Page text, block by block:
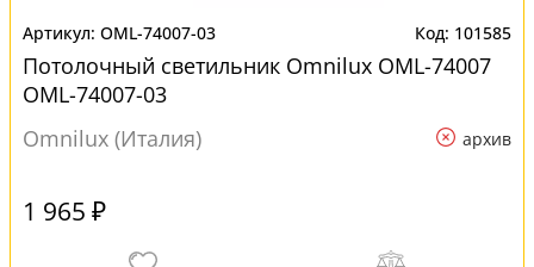
OML-74007-03 101585
Потолочный светильник Omnilux OML-74007
OML-74007-03
Omnilux (Италия)
архив
1 965 ₽